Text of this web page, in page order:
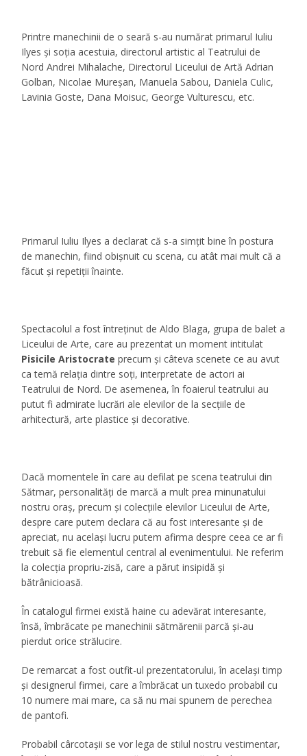
Printre manechinii de o seară s-au numărat primarul Iuliu
Ilyes şi soţia acestuia, directorul artistic al Teatrului de
Nord Andrei Mihalache, Directorul Liceului de Artă Adrian
Golban, Nicolae Mureşan, Manuela Sabou, Daniela Culic,
Lavinia Goste, Dana Moisuc, George Vulturescu, etc.
Primarul Iuliu Ilyes a declarat că s-a simţit bine în postura
de manechin, fiind obişnuit cu scena, cu atât mai mult că a
făcut şi repetiţii înainte.
Spectacolul a fost întreţinut de Aldo Blaga, grupa de balet a
Liceului de Arte, care au prezentat un moment intitulat
Pisicile Aristocrate precum şi câteva scenete ce au avut
ca temă relaţia dintre soţi, interpretate de actori ai
Teatrului de Nord. De asemenea, în foaierul teatrului au
putut fi admirate lucrări ale elevilor de la secţiile de
arhitectură, arte plastice şi decorative.
Dacă momentele în care au defilat pe scena teatrului din
Sătmar, personalităţi de marcă a mult prea minunatului
nostru oraş, precum şi colecţiile elevilor Liceului de Arte,
despre care putem declara că au fost interesante şi de
apreciat, nu acelaşi lucru putem afirma despre ceea ce ar fi
trebuit să fie elementul central al evenimentului. Ne referim
la colecţia propriu-zisă, care a părut insipidă şi
bătrânicioasă.
În catalogul firmei există haine cu adevărat interesante,
însă, îmbrăcate pe manechinii sătmărenii parcă şi-au
pierdut orice strălucire.
De remarcat a fost outfit-ul prezentatorului, în acelaşi timp
şi designerul firmei, care a îmbrăcat un tuxedo probabil cu
10 numere mai mare, ca să nu mai spunem de perechea
de pantofi.
Probabil cârcotaşii se vor lega de stilul nostru vestimentar,